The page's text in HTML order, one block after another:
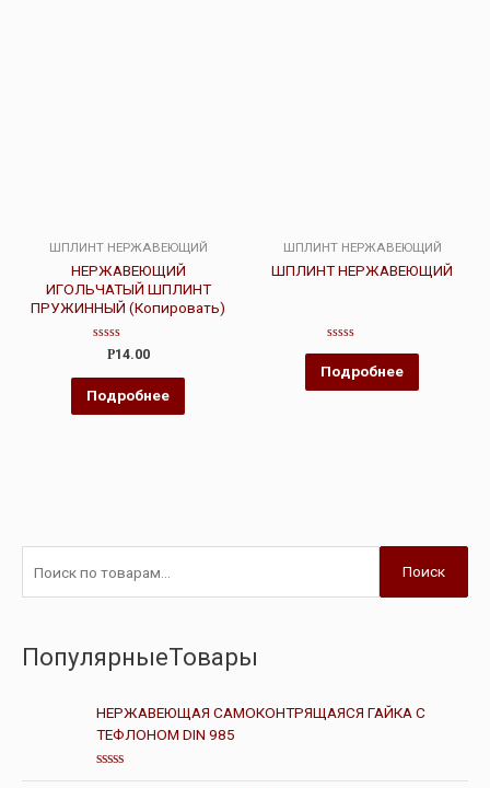
ШПЛИНТ НЕРЖАВЕЮЩИЙ
НЕРЖАВЕЮЩИЙ
ИГОЛЬЧАТЫЙ ШПЛИНТ
ПРУЖИННЫЙ (Копировать)
Оценка
из
5
Р14.00
Подробнее
ШПЛИНТ НЕРЖАВЕЮЩИЙ
ШПЛИНТ НЕРЖАВЕЮЩИЙ
Оценка
0
из
5
Подробнее
Поиск
ПопулярныеТовары
НЕРЖАВЕЮЩАЯ САМОКОНТРЯЩАЯСЯ ГАЙКА С
ТЕФЛОНОМ DIN 985
О